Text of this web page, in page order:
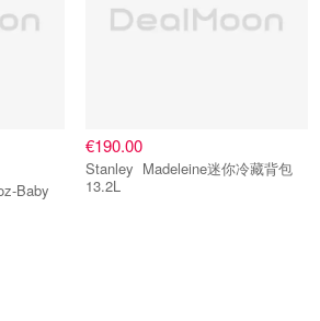
€190.00
Stanley Madeleine迷你冷藏背包
13.2L